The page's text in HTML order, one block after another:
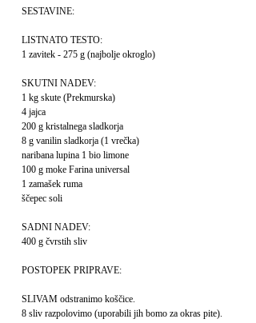
SESTAVINE:
LISTNATO TESTO:
1 zavitek - 275 g (najbolje okroglo)
SKUTNI NADEV:
1 kg skute (Prekmurska)
4 jajca
200 g kristalnega sladkorja
8 g vanilin sladkorja (1 vrečka)
naribana lupina 1 bio limone
100 g moke Farina universal
1 zamašek ruma
ščepec soli
SADNI NADEV:
400 g čvrstih sliv
POSTOPEK PRIPRAVE:
SLIVAM odstranimo koščice.
8 sliv razpolovimo (uporabili jih bomo za okras pite).